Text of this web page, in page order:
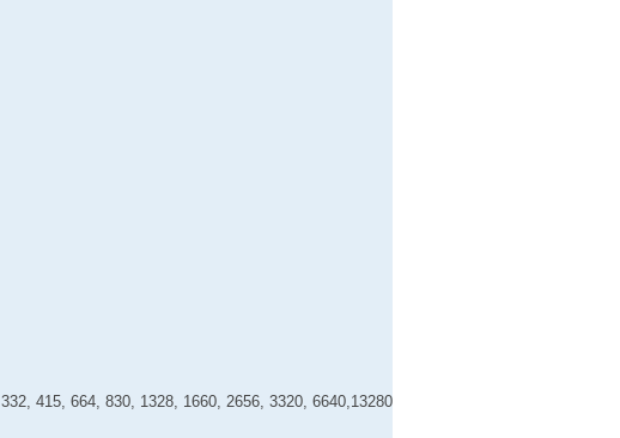
415, 664, 830, 1328, 1660, 2656, 3320, 6640,13280